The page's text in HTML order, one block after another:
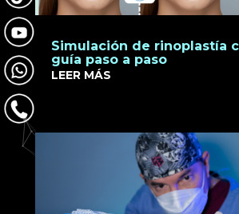
Simulación de rinoplastía
guía paso a paso
LEER MÁS